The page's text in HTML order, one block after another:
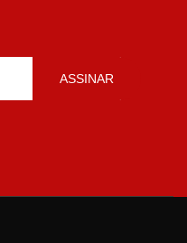
ASSINAR